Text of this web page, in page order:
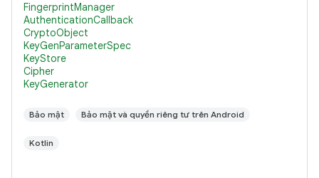
FingerprintManager
AuthenticationCallback
CryptoObject
KeyGenParameterSpec
KeyStore
Cipher
KeyGenerator
Bảo mật Bảo mật và quyền riêng tư trên Android
Kotlin